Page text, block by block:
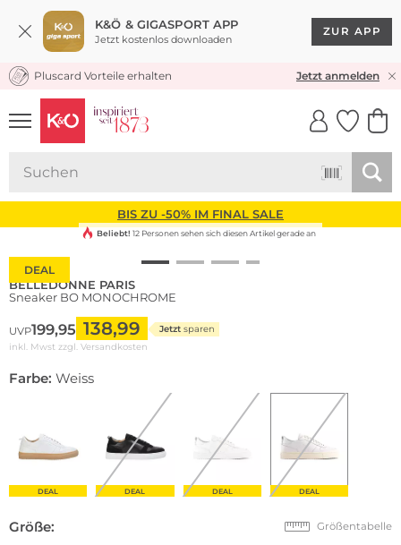
K&Ö & GIGASPORT APP
Jetzt kostenlos downloaden
ZUR APP
KOSTENLOSER VERSAND* & RÜCKVERSAND
Pluscard Vorteile erhalten Jetzt anmelden
UNSERE APP
CLICK &
BIS ZU -50% IM FINAL SALE
DEAL
Beliebt! 12 Personen sehen sich diesen Artikel gerade an
BELLEDONNE PARIS
Sneaker BO MONOCHROME
UVP199,95 138,99 Jetzt sparen
inkl. Mwst zzgl. Versandkosten
Farbe: Weiss
DEAL DEAL DEAL DEAL
Größe: Größentabelle